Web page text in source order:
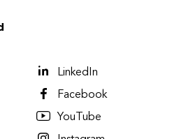
LinkedIn
Facebook
YouTube